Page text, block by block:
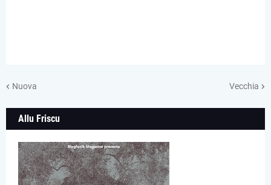
Nuova Vecchia
Allu Friscu